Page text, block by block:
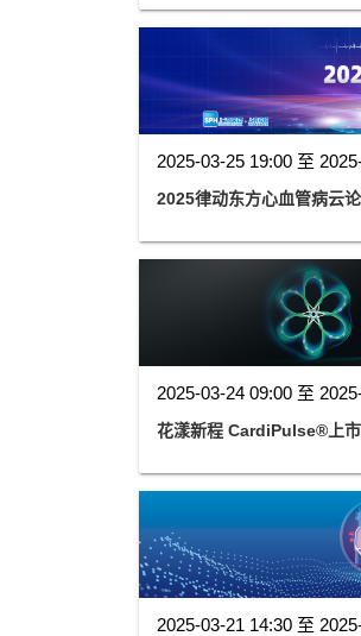
2025-03-25 19:00 至
2025律动东方心血管病云
2025-03-24 09:00 至
花漾新程
2025-03-21 14:30 至